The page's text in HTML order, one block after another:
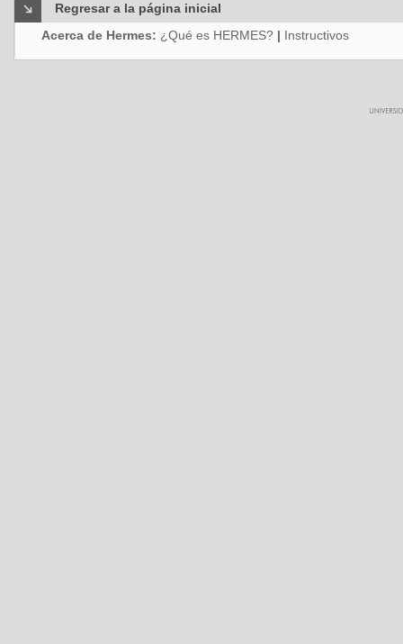
Regresar a la página inicial
Acerca de Hermes: ¿Qué es HERMES? | Instructivos